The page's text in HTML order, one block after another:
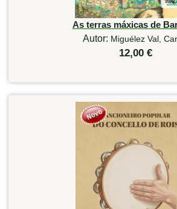
As terras máxicas de
Autor: Miguélez Val,
12,00 €